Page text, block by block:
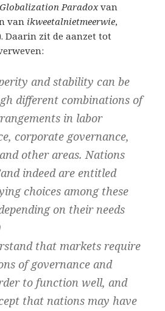
Paradoxvan
van ikweetalnietmeerwie,
Daarin zit de aanzet tot
and stability can be
different combinations of
in labor
corporate governance,
other areas. Nations
indeed are entitled
choices among these
on their needs
that markets require
of governance and
to function well, and
that nations may have